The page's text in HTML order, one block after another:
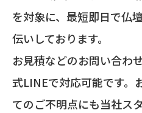
を対象に、最短即日で仏
伝いしております。
お見積などのお問い合わ
式LINEで対応可能です。
てのご不明点にも当社ス